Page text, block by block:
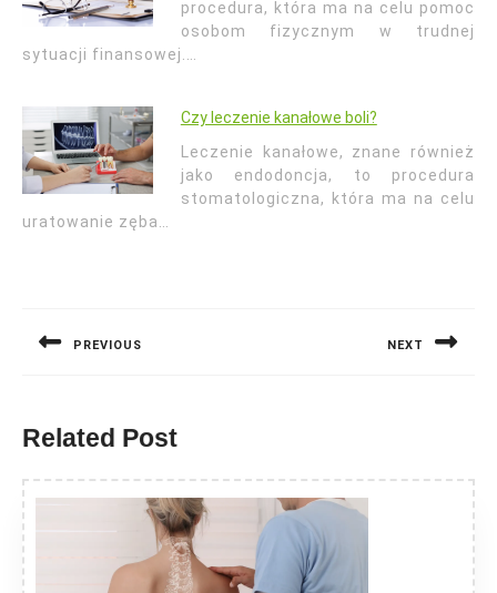
procedura, która ma na celu pomoc
osobom fizycznym w trudnej
sytuacji finansowej.…
Czy leczenie kanałowe boli?
Leczenie kanałowe, znane również
jako endodoncja, to procedura
stomatologiczna, która ma na celu
uratowanie zęba…
PREVIOUS NEXT
Related Post